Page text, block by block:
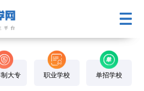
大专 职业学校 单招学校